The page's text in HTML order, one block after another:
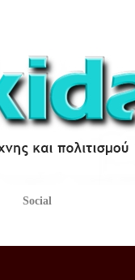
Social